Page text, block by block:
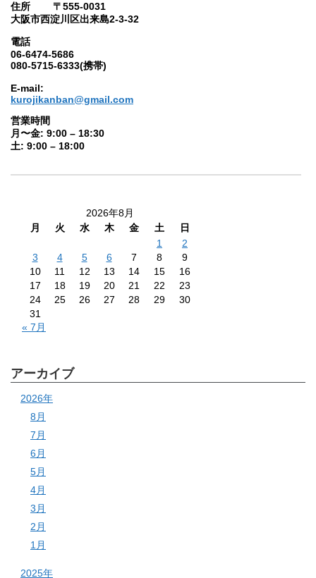
住所 〒555-0031
大阪市西淀川区出来島2-3-32
電話
06-6474-5686
080-5715-6333(携帯)
E-mail:
kurojikanban@gmail.com
営業時間
月〜金: 9:00 – 18:30
土: 9:00 – 18:00
2026年8月
月
火 水 木 金 土
日
1
2
3
4 5 6 7 8
9
10
11 12 13 14 15
16
17
18 19 20 21 22
23
24
25 26 27 28 29
30
31
« 7月
アーカイブ
2026年
8月
7月
6月
5月
4月
3月
2月
1月
2025年